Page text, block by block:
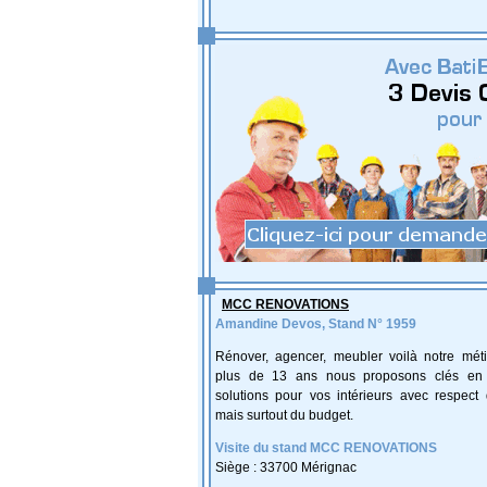
MCC RENOVATIONS
Amandine Devos, Stand N° 1959
Rénover, agencer, meubler voilà notre
plus de 13 ans nous proposons clés en
solutions pour vos intérieurs avec respect
mais surtout du budget.
Visite du stand MCC RENOVATIONS
Siège : 33700 Mérignac